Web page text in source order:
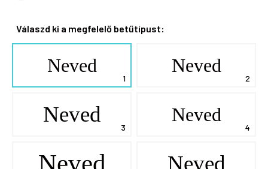
Válaszd ki a megfelelő betűtípust:
Neved Neved
Neved Neved
Neved
Neved